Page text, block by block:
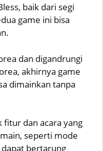
baik dari segi
game ini bisa
dan digandrungi
akhirnya game
dimainkan tanpa
fitur dan acara yang
seperti mode
bertarung